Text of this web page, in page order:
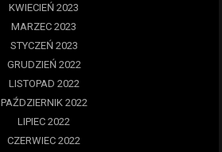
KWIECIEŃ 2023
MARZEC 2023
STYCZEŃ 2023
GRUDZIEŃ 2022
LISTOPAD 2022
PAŹDZIERNIK 2022
LIPIEC 2022
CZERWIEC 2022